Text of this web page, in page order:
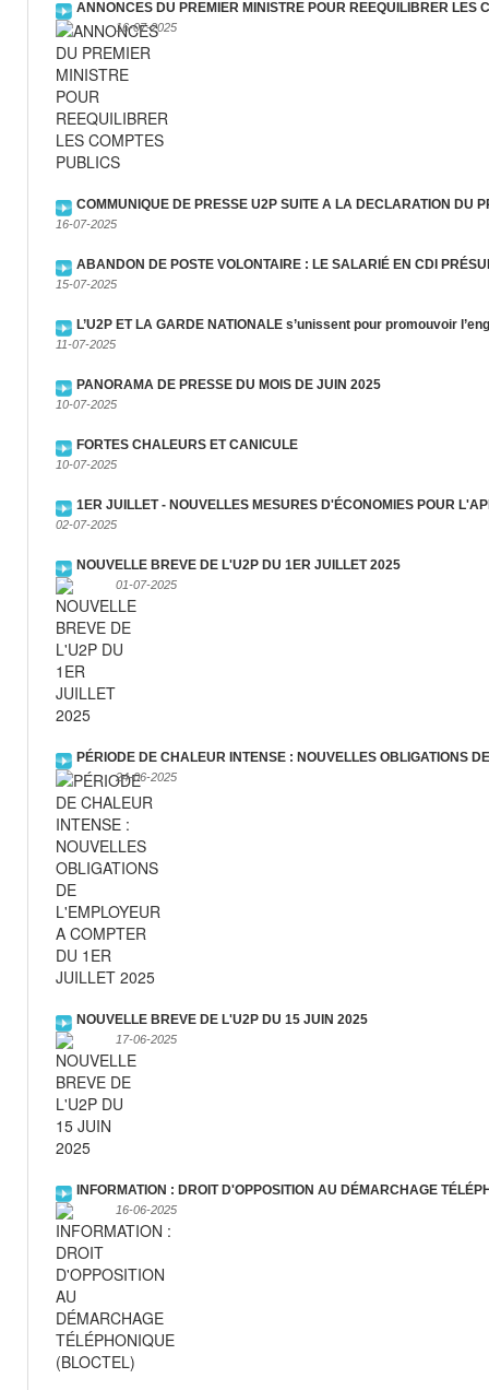
ANNONCES DU PREMIER MINISTRE POUR REEQUILIBRER LES
16-07-2025
COMMUNIQUE DE PRESSE U2P SUITE A LA DECLARATION DU
16-07-2025
ABANDON DE POSTE VOLONTAIRE : LE SALARIÉ EN CDI
15-07-2025
L’U2P ET LA GARDE NATIONALE s’unissent pour promouvoir
11-07-2025
PANORAMA DE PRESSE DU MOIS DE JUIN 2025
10-07-2025
FORTES CHALEURS ET CANICULE
10-07-2025
1ER JUILLET - NOUVELLES MESURES D'ÉCONOMIES POUR
02-07-2025
NOUVELLE BREVE DE L'U2P DU 1ER JUILLET 2025
01-07-2025
PÉRIODE DE CHALEUR INTENSE : NOUVELLES OBLIGATIONS
24-06-2025
NOUVELLE BREVE DE L'U2P DU 15 JUIN 2025
17-06-2025
INFORMATION : DROIT D'OPPOSITION AU DÉMARCHAGE
16-06-2025